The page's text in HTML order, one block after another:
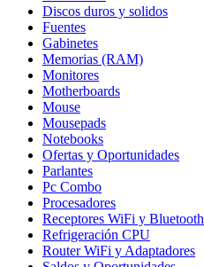
Discos duros y solidos
Fuentes
Gabinetes
Memorias (RAM)
Monitores
Motherboards
Mouse
Mousepads
Notebooks
Ofertas y Oportunidades
Parlantes
Pc Combo
Procesadores
Receptores WiFi y Bluetooth
Refrigeración CPU
Router WiFi y Adaptadores